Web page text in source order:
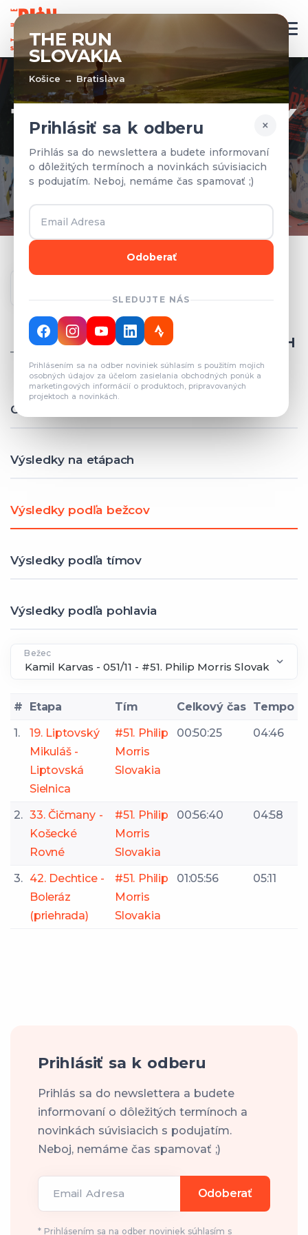
THE RUN
SLOVAKIA
Košice → Bratislava
×
Prihlásiť sa k odberu
Prihlás sa do newslettera a budete informovaní
o dôležitých termínoch a novinkách súvisiacich
s podujatím. Neboj, nemáme čas spamovať ;)
Odoberať
SLEDUJTE NÁS
Prihlásením sa na odber noviniek súhlasím s použitím mojich
osobných údajov za účelom zasielania obchodných ponúk a
marketingových informácií o produktoch, pripravovaných
projektoch a novinkách.
TÍMY A VÝSLEDKY
Prihlásené tímy a výsledky z
predchádzajúcich rokov.
CELKOVÝ POČET REGISTROVANÝCH
TÍMOV: 82
Celkové výsledky
Výsledky na etápach
Výsledky podľa bežcov
Výsledky podľa tímov
Výsledky podľa pohlavia
Bežec
# Etapa Tím Celkový čas Tempo
1.
19. Liptovský
Mikuláš -
Liptovská
Sielnica
#51. Philip
Morris
Slovakia
00:50:25 04:46
2. 33. Čičmany -
Košecké
Rovné
#51. Philip
Morris
Slovakia
00:56:40 04:58
3. 42. Dechtice -
Boleráz
(priehrada)
#51. Philip
Morris
Slovakia
01:05:56 05:11
Prihlásiť sa k odberu
Prihlás sa do newslettera a budete
informovaní o dôležitých termínoch a
novinkách súvisiacich s podujatím.
Neboj, nemáme čas spamovať ;)
Email Adresa Odoberať
* Prihlásením sa na odber noviniek súhlasím s